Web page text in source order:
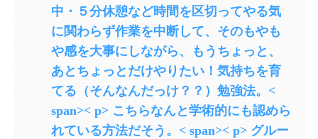
中・５分休憩など時間を区切ってやる気
に関わらず作業を中断して、そのもやも
や感を大事にしながら、もうちょっと、
あとちょっとだけやりたい！気持ちを育
てる（そんなんだっけ？？）勉強法。<
span>< p> こちらなんと学術的にも認めら
れている方法だそう。< span>< p> グルー